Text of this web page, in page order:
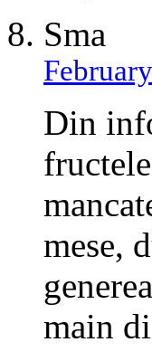
Sma
Din
mese,
main